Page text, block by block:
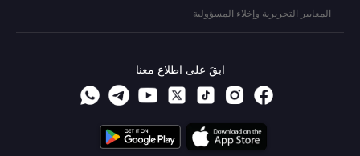
المعايير التحريرية وإخلاء المسؤولية
ابقَ على اطلاع معنا